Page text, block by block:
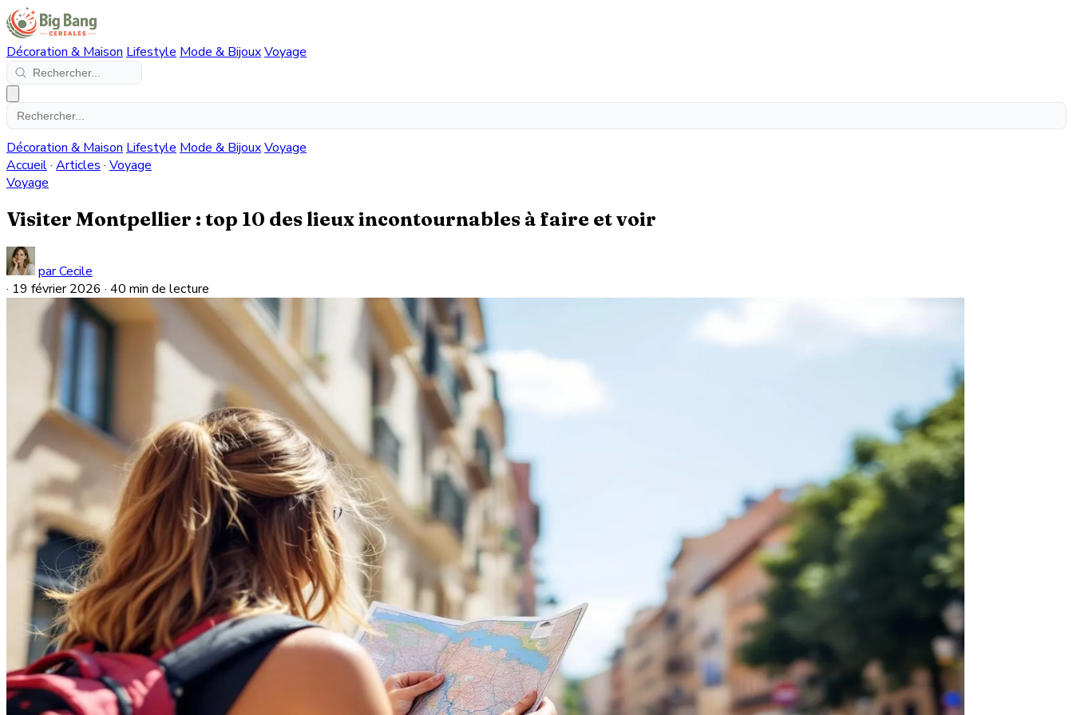
Décoration & Maison Lifestyle Mode & BijouxVoyage
Décoration & Maison Lifestyle Mode & BijouxVoyage
Accueil· Articles · Voyage
Voyage
Visiter Montpellier : top 10 des lieux incontournables à faire et voir
par Cecile
· 19 février 2026 · 40 min de lecture